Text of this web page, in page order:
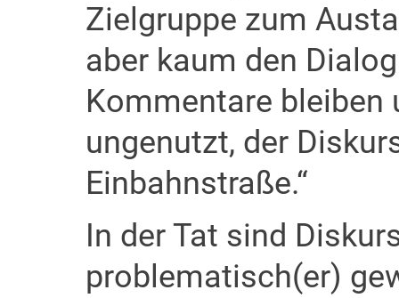
Zielgruppe zum
aber kaum den
Kommentare
ungenutzt, der
Einbahnstraße.“
In der Tat sind
problematisch(er)